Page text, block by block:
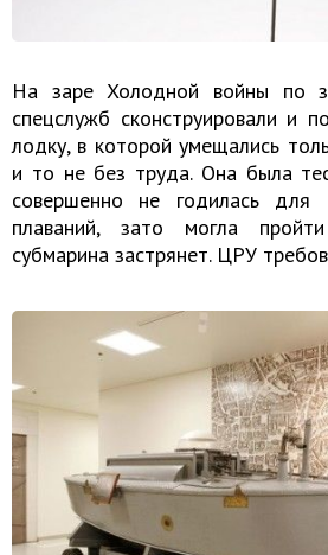
На заре Холодной войны по
спецслужб сконструировали и
лодку, в которой умещались
и то не без труда. Она была
совершенно не годилась для
плаваний, зато могла
субмарина застрянет. ЦРУ